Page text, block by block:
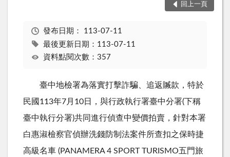
回上一頁
發布日期： 113-07-11
最後更新日期：113-07-11
資料點閱次數：357
臺中地檢署為落實打擊詐騙、追返贓款，特於
民國 113年7月 10日，與行政執行署臺中分署( 下稱
臺中執行分署)共同進行偵查中變價拍賣，針對本署
白惠淑檢察官偵辦洗錢防制法案件所查扣之保時捷
高級名車 (PANAMERA 4 SPORT TURISMO五門旅